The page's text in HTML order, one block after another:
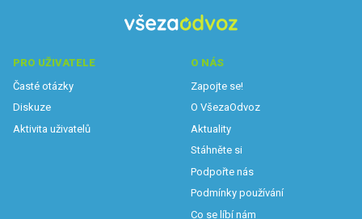
PRO UŽIVATELE
Časté otázky
Diskuze
Aktivita uživatelů
O NÁS
Zapojte se!
O VšezaOdvoz
Aktuality
Stáhněte si
Podpořte nás
Podmínky používání
Co se líbí nám